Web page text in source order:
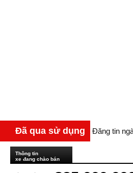
Đã qua sử dụng Đăng tin
Thông tin
xe đang chào bán